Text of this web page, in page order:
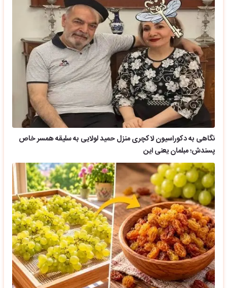
نگاهی به دکوراسیون لاکچری منزل حمید لولایی به سلیقه همسر خاص
پسندش؛ مبلمان یعنی این